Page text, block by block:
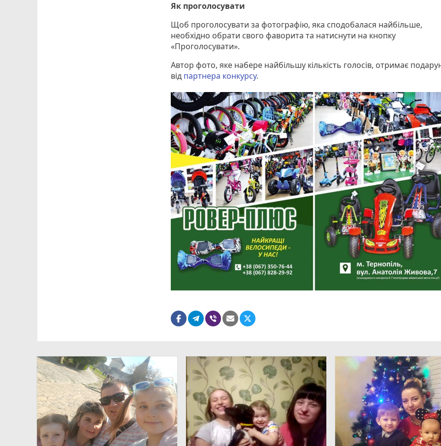
Як проголосувати
Щоб проголосувати за фотографію, яка сподобалася найбільше,
необхідно обрати свого фаворита та натиснути на кнопку
«Проголосувати».
Автор фото, яке набере найбільшу кількість голосів, отримає
від партнера конкурсу.